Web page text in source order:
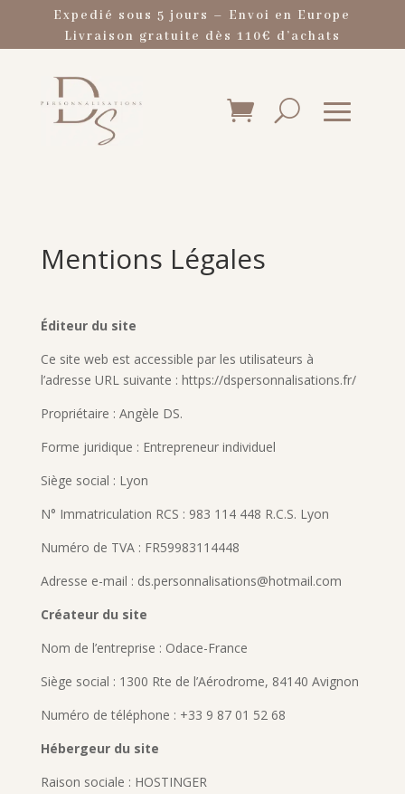
Expedié sous 5 jours – Envoi en Europe
Livraison gratuite dès 110€ d’achats
Mentions Légales
Éditeur du site
Ce site web est accessible par les utilisateurs à
l’adresse URL suivante : https://dspersonnalisations.fr/
Propriétaire : Angèle DS.
Forme juridique : Entrepreneur individuel
Siège social : Lyon
N° Immatriculation RCS : 983 114 448 R.C.S. Lyon
Numéro de TVA : FR59983114448
Adresse e-mail : ds.personnalisations@hotmail.com
Créateur du site
Nom de l’entreprise : Odace-France
Siège social : 1300 Rte de l’Aérodrome, 84140 Avignon
Numéro de téléphone : +33 9 87 01 52 68
Hébergeur du site
Raison sociale : HOSTINGER